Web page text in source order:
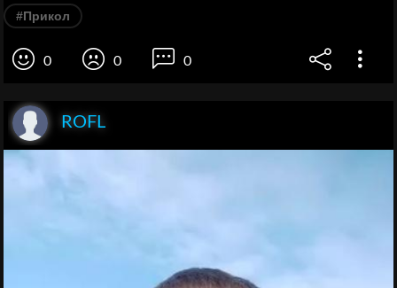
#Прикол
0 0 0
ROFL